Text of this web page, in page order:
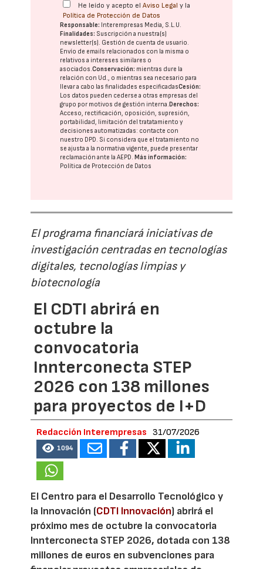
He leído y acepto elAviso Legal y la
Política de Protección de Datos
Responsable: Interempresas Media, S.L.U.
Finalidades: Suscripción a nuestra(s)
newsletter(s). Gestión de cuenta de usuario.
Envío de emails relacionados con la misma o
relativos a intereses similares o
asociados.Conservación: mientras dure la
relación con Ud., o mientras sea necesario para
llevar a cabo las finalidades especificadasCesión:
Los datos pueden cederse a otras empresas del
grupo por motivos de gestión interna.Derechos:
Acceso, rectificación, oposición, supresión,
portabilidad, limitación del tratatamiento y
decisiones automatizadas: contacte con
nuestro DPD. Si considera que el tratamiento no
se ajusta a la normativa vigente, puede presentar
reclamación ante laAEPD.Más información:
Política de Protección de Datos
El programa financiará iniciativas de
investigación centradas en tecnologías
digitales, tecnologías limpias y
biotecnología
El CDTI abrirá en
octubre la
convocatoria
Innterconecta STEP
2026 con 138 millones
para proyectos de I+D
Redacción Interempresas 31/07/2026
1094
El Centro para el Desarrollo Tecnológico y
la Innovación (CDTI Innovación) abrirá el
próximo mes de octubre la convocatoria
Innterconecta STEP 2026, dotada con 138
millones de euros en subvenciones para